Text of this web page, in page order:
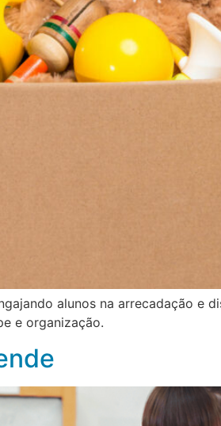
alunos na arrecadação e
e organização.